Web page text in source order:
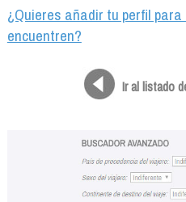
Compañeros de viaje
¿Quieres añadir tu perfil
encuentren?
Ir al listado